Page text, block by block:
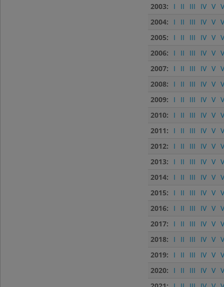
2003:
I II III IV V
2004:
I II III IV V
2005:
I II III IV V
2006:
I II III IV V
2007:
I II III IV V
2008:
I II III IV V
2009:
I II III IV V
2010:
I II III IV V
2011:
I II III IV V
2012:
I II III IV V
2013:
I II III IV V
2014:
I II III IV V
2015:
I II III IV V
2016:
I II III IV V
2017:
I II III IV V
2018:
I II III IV V
2019:
I II III IV V
2020:
I II III IV V